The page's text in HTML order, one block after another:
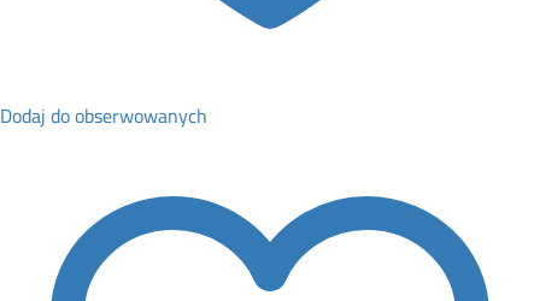
Dodaj do obserwowanych